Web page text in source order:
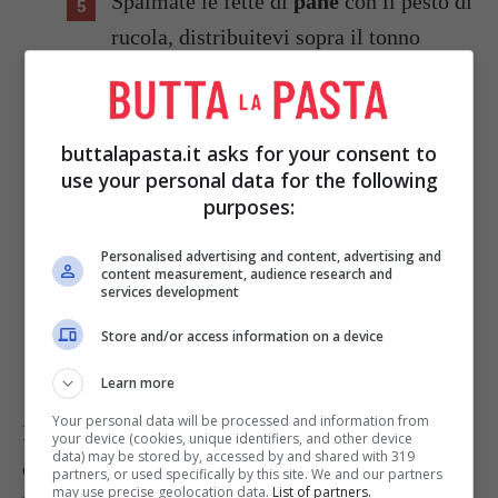
rucola, distribuitevi sopra il tonno
tagliate a filetti.
Coprite infine con le fette di pane
rimasto, appoggiando sul ripieno il lato
Schiacciate i tramezzini delicatamente
e tagliateli in tanti quadratini e servite.
Potete creare più strati e infilzare i tramezzini
con stecchi da spedino colorati.
buttalapasta.it asks for your consent to
use your personal data for the following
purposes:
Personalised advertising and content, advertising and
content measurement, audience research and
services development
Store and/or access information on a device
Learn more
Your personal data will be processed and information from
your device (cookies, unique identifiers, and other device
data) may be stored by, accessed by and shared with 319
partners, or used specifically by this site. We and our partners
may use precise geolocation data. List of partners.